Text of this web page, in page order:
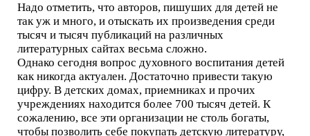
Надо отметить, что авторов, пишуших для детей не
так уж и много, и отыскать их произведения среди
тысяч и тысяч публикаций на различных
литературных сайтах весьма сложно.
Однако сегодня вопрос духовного воспитания детей
как никогда актуален. Достаточно привести такую
цифру. В детских домах, приемниках и прочих
учреждениях находится более 700 тысяч детей. К
сожалению, все эти организации не столь богаты,
чтобы позволить себе покупать детскую литературу,